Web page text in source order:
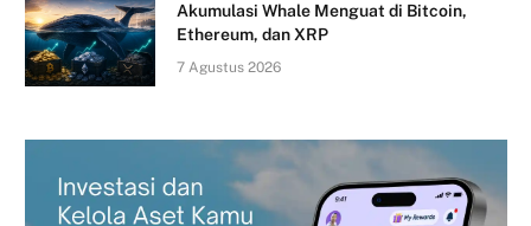
Akumulasi Whale Menguat di Bitcoin,
Ethereum, dan XRP
7 Agustus 2026